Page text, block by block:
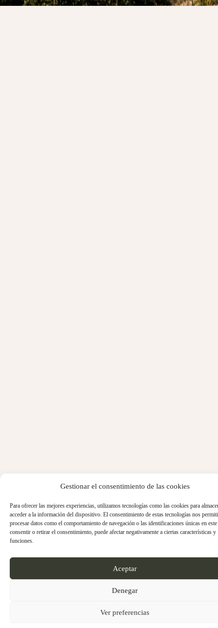
Gestionar el consentimiento de las cookies
Para ofrecer las mejores experiencias, utilizamos tecnologías como las cookies para
acceder a la información del dispositivo. El consentimiento de estas tecnologías nos
procesar datos como el comportamiento de navegación o las identificaciones únicas en
consentir o retirar el consentimiento, puede afectar negativamente a ciertas características y
funciones.
Aceptar
Denegar
Ver preferencias